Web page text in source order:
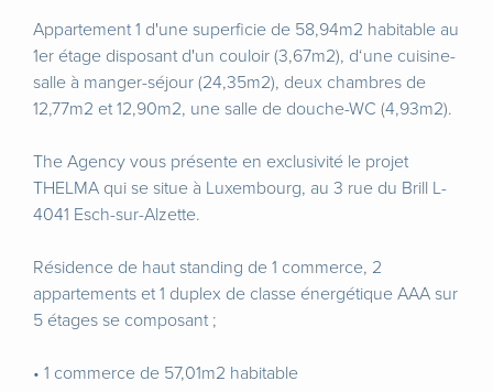
Appartement 1 d'une superficie de 58,94m2 habitable au
1er étage disposant d'un couloir (3,67m2), d‘une cuisine-
salle à manger-séjour (24,35m2), deux chambres de
12,77m2 et 12,90m2, une salle de douche-WC (4,93m2).
The Agency vous présente en exclusivité le projet
THELMA qui se situe à Luxembourg, au 3 rue du Brill L-
4041 Esch-sur-Alzette.
Résidence de haut standing de 1 commerce, 2
appartements et 1 duplex de classe énergétique AAA sur
5 étages se composant ;
• 1 commerce de 57,01m2 habitable